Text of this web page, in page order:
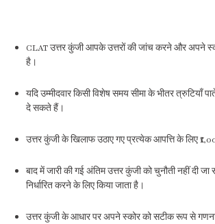
CLAT उत्तर कुंजी आपके उत्तरों की जांच करने और अपने
है।
यदि उम्मीदवार किसी विशेष समय सीमा के भीतर त्रुटियाँ
दे सकते हैं।
उत्तर कुंजी के खिलाफ उठाए गए प्रत्येक आपत्ति के लिए
बाद में जारी की गई अंतिम उत्तर कुंजी को चुनौती नहीं दी
निर्धारित करने के लिए किया जाता है।
उत्तर कुंजी के आधार पर अपने स्कोर को सटीक रूप से गणना